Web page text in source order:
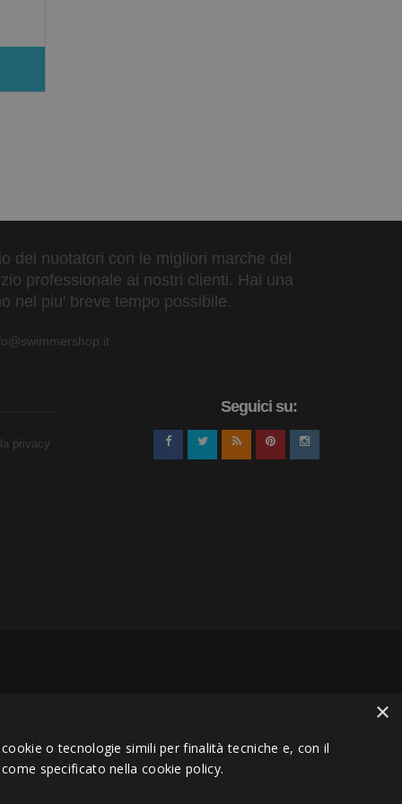
dei nuotatori con le migliori marche del
professionale ai nostri clienti. Hai una
nel piu' breve tempo possibile.
privacy
Seguici su:
×
o tecnologie simili per finalità tecniche e, con il
specificato nella cookie policy.